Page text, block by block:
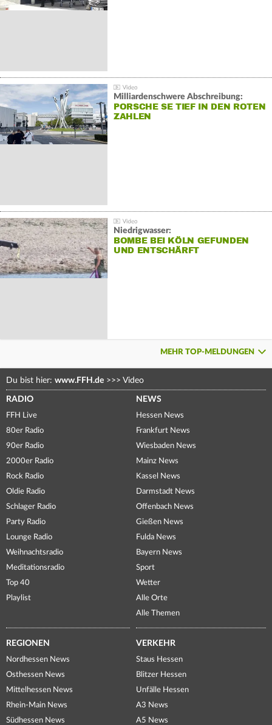
Milliardenschwere Abschreibung:
PORSCHE SE TIEF IN DEN ROTEN
ZAHLEN
Niedrigwasser:
BOMBE BEI KÖLN GEFUNDEN
UND ENTSCHÄRFT
MEHR TOP-MELDUNGEN
Du bist hier: www.FFH.de >>> Video
RADIO
FFH Live
80er Radio
90er Radio
2000er Radio
Rock Radio
Oldie Radio
Schlager Radio
Party Radio
Lounge Radio
Weihnachtsradio
Meditationsradio
Top 40
Playlist
NEWS
Hessen News
Frankfurt News
Wiesbaden News
Mainz News
Kassel News
Darmstadt News
Offenbach News
Gießen News
Fulda News
Bayern News
Sport
Wetter
Alle Orte
Alle Themen
REGIONEN
Nordhessen News
Osthessen News
Mittelhessen News
Rhein-Main News
Südhessen News
VERKEHR
Staus Hessen
Blitzer Hessen
Unfälle Hessen
A3 News
A5 News